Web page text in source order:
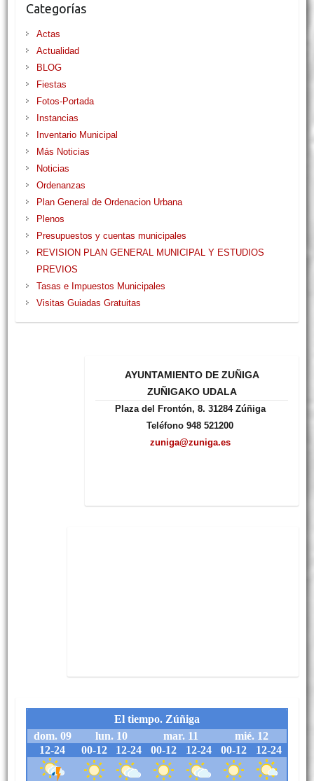
Categorías
Actas
Actualidad
BLOG
Fiestas
Fotos-Portada
Instancias
Inventario Municipal
Más Noticias
Noticias
Ordenanzas
Plan General de Ordenacion Urbana
Plenos
Presupuestos y cuentas municipales
REVISION PLAN GENERAL MUNICIPAL Y ESTUDIOS
PREVIOS
Tasas e Impuestos Municipales
Visitas Guiadas Gratuitas
AYUNTAMIENTO DE ZUÑIGA
ZUÑIGAKO UDALA
Plaza del Frontón, 8. 31284 Zúñiga
Teléfono 948 521200
zuniga@zuniga.es